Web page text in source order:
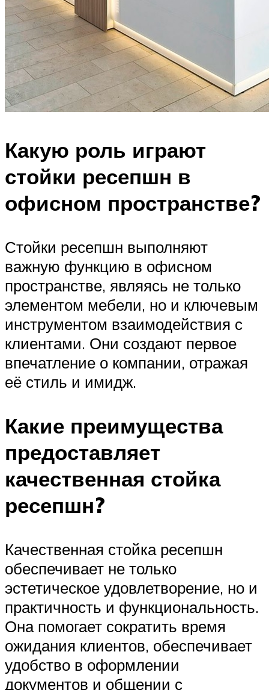
Какую роль играют
стойки ресепшн в
офисном пространстве?
Стойки ресепшн выполняют
важную функцию в офисном
пространстве, являясь не только
элементом мебели, но и ключевым
инструментом взаимодействия с
клиентами. Они создают первое
впечатление о компании, отражая
её стиль и имидж.
Какие преимущества
предоставляет
качественная стойка
ресепшн?
Качественная стойка ресепшн
обеспечивает не только
эстетическое удовлетворение, но и
практичность и функциональность.
Она помогает сократить время
ожидания клиентов, обеспечивает
удобство в оформлении
документов и общении с